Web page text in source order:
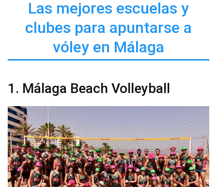
Las mejores escuelas y
clubes para apuntarse a
vóley en Málaga
1. Málaga Beach Volleyball